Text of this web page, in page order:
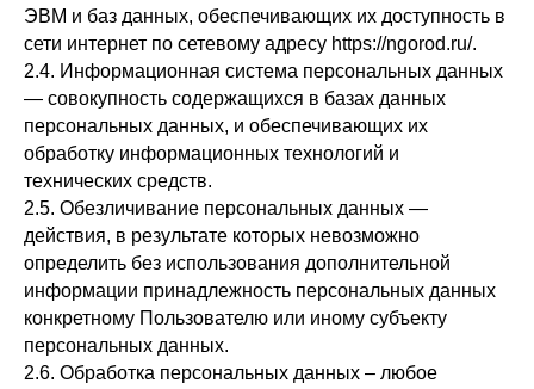
ЭВМ и баз данных, обеспечивающих их доступность в
сети интернет по сетевому адресу https://ngorod.ru/.
2.4. Информационная система персональных данных
— совокупность содержащихся в базах данных
персональных данных, и обеспечивающих их
обработку информационных технологий и
технических средств.
2.5. Обезличивание персональных данных —
действия, в результате которых невозможно
определить без использования дополнительной
информации принадлежность персональных данных
конкретному Пользователю или иному субъекту
персональных данных.
2.6. Обработка персональных данных – любое